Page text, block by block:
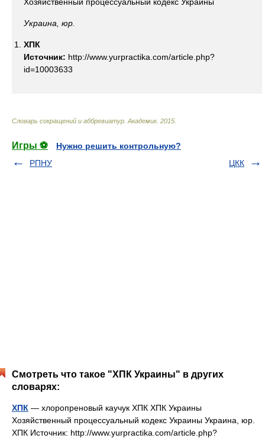
Украина, юр.
ХПК
Источник: http://www.yurpractika.com/article.php?
id=10003633
Словарь сокращений и аббревиатур Академик. 2015
Игры ⚽
Нужно решить контрольную?
РПНУ
ЦКК
Смотреть что такое "ХПК Украины" в других
словарях:
ХПК — хлоропреновый каучук ХПК ХПК Украины
Хозяйственный процессуальный кодекс Украины Украина, юр.
ХПК Источник: http://www.yurpractika.com/article.php?